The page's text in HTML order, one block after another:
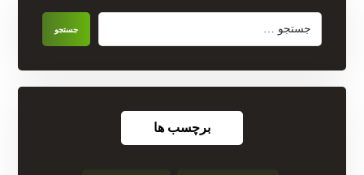
برچسب ها